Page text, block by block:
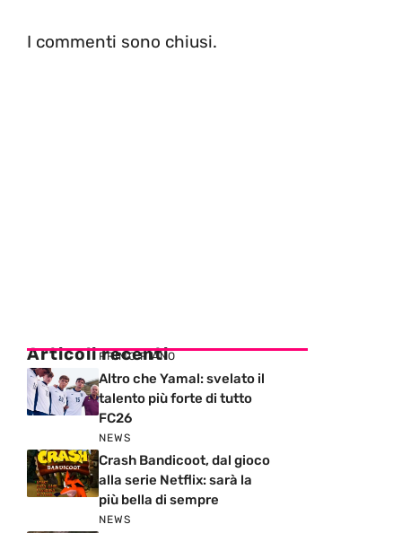
I commenti sono chiusi.
Articoli recenti
PRIMO PIANO
Altro che Yamal: svelato il
talento più forte di tutto
FC26
NEWS
Crash Bandicoot, dal gioco
alla serie Netflix: sarà la
più bella di sempre
NEWS